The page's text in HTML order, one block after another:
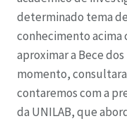
determinado tema
conhecimento acima
aproximar a Bece
momento,
contaremos com a
da UNILAB, que